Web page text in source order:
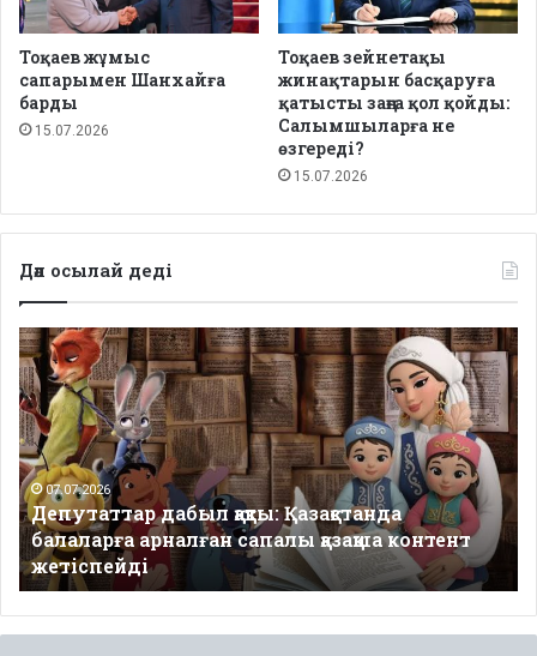
Тоқаев жұмыс
сапарымен Шанхайға
барды
15.07.2026
Тоқаев зейнетақы
жинақтарын басқаруға
қатысты заңға қол қойды:
Салымшыларға не
өзгереді?
15.07.2026
Дәл осылай деді
Депутаттар
дабыл
қақты:
Қазақстанда
балаларға
арналған
сапалы
қазақша
контент
жетіспейді
07.07.2026
Депутаттар дабыл қақты: Қазақстанда
балаларға арналған сапалы қазақша контент
жетіспейді